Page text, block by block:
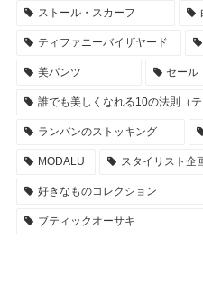
ストール・スカーフ
ティファニーバイザヤード
美パンツ セール
誰でも美しくなれる10の法則（テ
ランバンのストッキング
MODALU スタイリスト企
好きなものコレクション
ブティックオーサキ